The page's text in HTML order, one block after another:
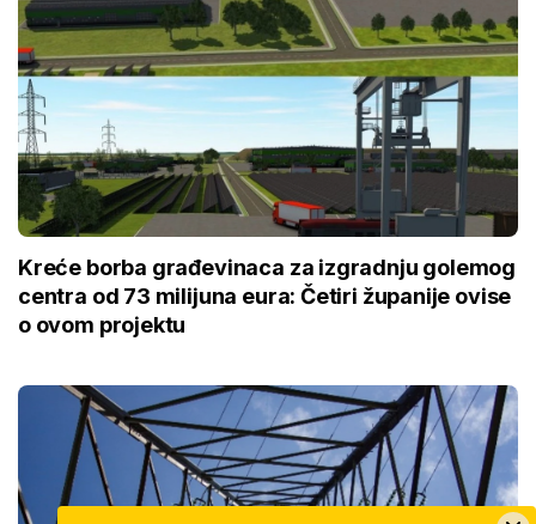
Kreće borba građevinaca za izgradnju golemog
centra od 73 milijuna eura: Četiri županije ovise
o ovom projektu